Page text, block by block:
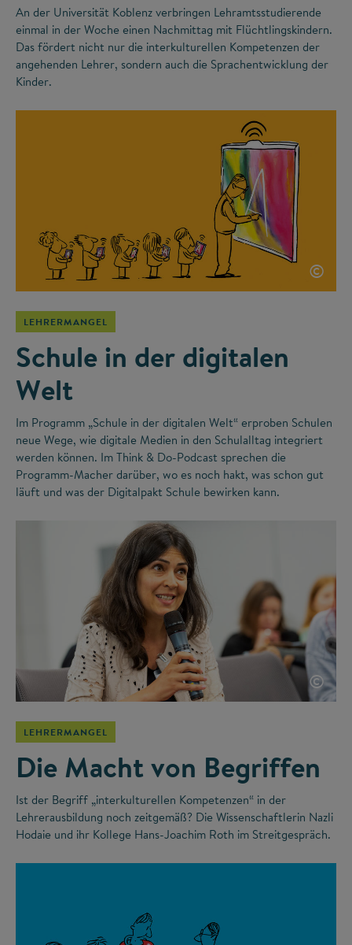
An der Universität Koblenz verbringen Lehramtsstudierende
einmal in der Woche einen Nachmittag mit Flüchtlingskindern.
Das fördert nicht nur die interkulturellen Kompetenzen der
angehenden Lehrer, sondern auch die Sprachentwicklung der
Kinder.
©
LEHRERMANGEL
Schule in der digitalen
Welt
Im Programm „Schule in der digitalen Welt“ erproben Schulen
neue Wege, wie digitale Medien in den Schulalltag integriert
werden können. Im Think & Do-Podcast sprechen die
Programm-Macher darüber, wo es noch hakt, was schon gut
läuft und was der Digitalpakt Schule bewirken kann.
©
LEHRERMANGEL
Die Macht von Begriffen
Ist der Begriff „interkulturellen Kompetenzen“ in der
Lehrerausbildung noch zeitgemäß? Die Wissenschaftlerin Nazli
Hodaie und ihr Kollege Hans-Joachim Roth im Streitgespräch.